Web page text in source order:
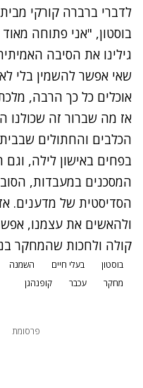
לדברי ברברה קורקי
בוסטון, "אני פתוחה
גילינו את הסיבה
שאי אפשר להשמין בלי
אוכלים כל כך הרבה,
אז מה שברור זה שכולנו
הכלבים והחתולים
בפחים באישון לילה,
המסכנים במעבדות,
הסדיסטית של מדענים.
ולהאשים את עצמנו,
קולה ולחכות שהמחקר
בוסטון בעלי חיים השמנה
מחקר
עכבר קופנהגן
פרסומת